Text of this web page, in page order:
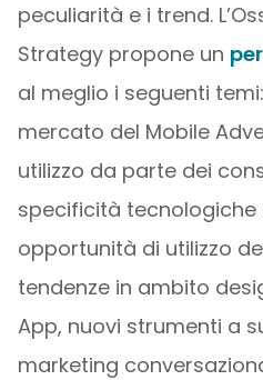
peculiarità e i trend.
Strategy propone un
al meglio i seguenti
mercato del Mobile
utilizzo da parte dei
specificità tecnologiche
opportunità di utilizzo
tendenze in ambito
App, nuovi strumenti a
marketing